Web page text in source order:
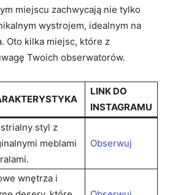
miejscu zachwycają nie tylko‍
wystrojem, idealnym na
Oto kilka ​miejsc, które z
Twoich obserwatorów.
LINK DO ​
INSTAGRAMU
styl ⁢z
meblami
Obserwuj
wnętrza i